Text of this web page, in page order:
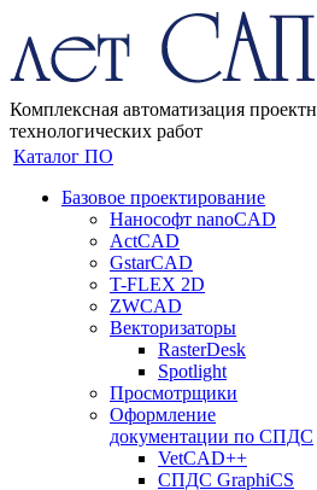
Комплексная автоматизация
технологических работ
Каталог ПО
Базовое проектирование
Нанософт nanoCAD
ActCAD
GstarCAD
T-FLEX 2D
ZWCAD
Векторизаторы
RasterDesk
Spotlight
Просмотрщики
Оформление
документации по СПДС
VetCAD++
СПДС GraphiCS